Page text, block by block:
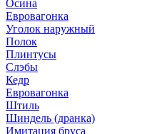
Осина
Евровагонка
Уголок наружный
Полок
Плинтусы
Слэбы
Кедр
Евровагонка
Штиль
Шиндель (дранка)
Имитация бруса